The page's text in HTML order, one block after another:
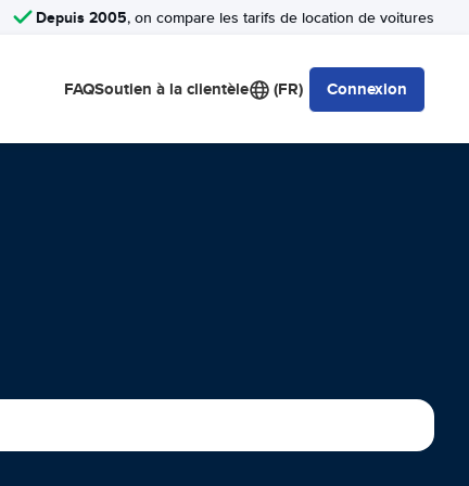
Depuis 2005, on compare les tarifs de location de voitures
FAQSoutien à la clientèle (FR) Connexion